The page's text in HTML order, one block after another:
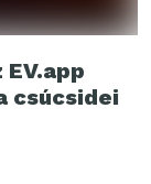
csúcsidei